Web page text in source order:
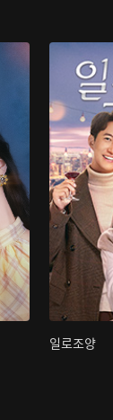
일로조양